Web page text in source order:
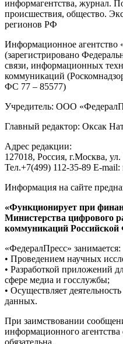
информагентства, журнал.
происшествия, общество.
регионов РФ
Информационное агентство
(зарегистрировано
связи, информационных
коммуникаций
ФС 77 – 85577)
Учредитель: ООО
Главный редактор: Оксак
Адрес редакции:
127018, Россия, г.Москва,
Тел.+7(499) 112-35-89 E-mail:
Информация на сайте
«Функционирует при
Министерства цифрового
коммуникаций Российской
«ФедералПресс» занимается:
• Проведением научных
• Разработкой приложений
сфере медиа и госслужбы;
• Осуществляет
данных.
При заимствовании
информационного
обязательна.